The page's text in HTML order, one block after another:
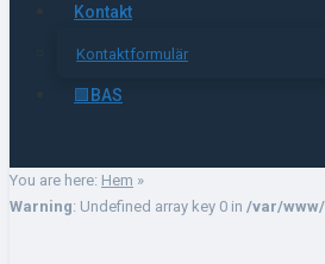
Kontakt
Kontaktformulär
🟩BAS
You are here: Hem »
Warning: Undefined array key 0 in /var/